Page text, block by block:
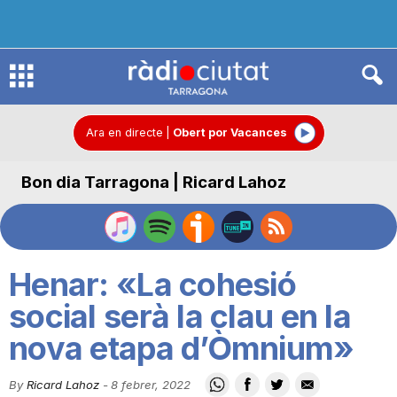
R
d
C
Ara en directe Obert por Vacances
Bon dia Tarragona | Ricard Lahoz
Henar: «La cohesió
social serà la clau en la
nova etapa d’Òmnium»
By Ricard Lahoz -8 febrer, 2022